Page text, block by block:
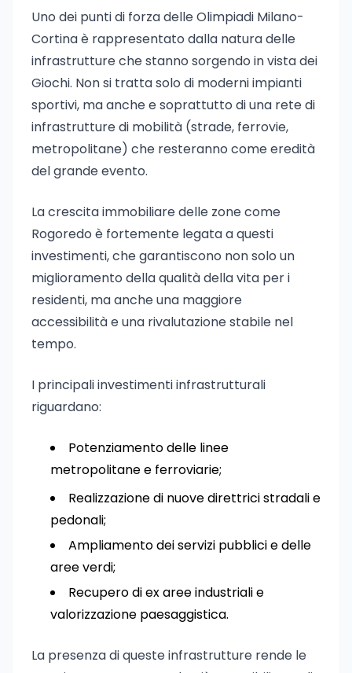
Uno dei punti di forza delle Olimpiadi Milano-
Cortina è rappresentato dalla natura delle
infrastrutture che stanno sorgendo in vista dei
Giochi. Non si tratta solo di moderni impianti
sportivi, ma anche e soprattutto di una rete di
infrastrutture di mobilità (strade, ferrovie,
metropolitane) che resteranno come eredità
del grande evento.
La crescita immobiliare delle zone come
Rogoredo è fortemente legata a questi
investimenti, che garantiscono non solo un
miglioramento della qualità della vita per i
residenti, ma anche una maggiore
accessibilità e una rivalutazione stabile nel
tempo.
I principali investimenti infrastrutturali
riguardano:
Potenziamento delle linee
metropolitane e ferroviarie;
Realizzazione di nuove direttrici stradali e
pedonali;
Ampliamento dei servizi pubblici e delle
aree verdi;
Recupero di ex aree industriali e
valorizzazione paesaggistica.
La presenza di queste infrastrutture rende le